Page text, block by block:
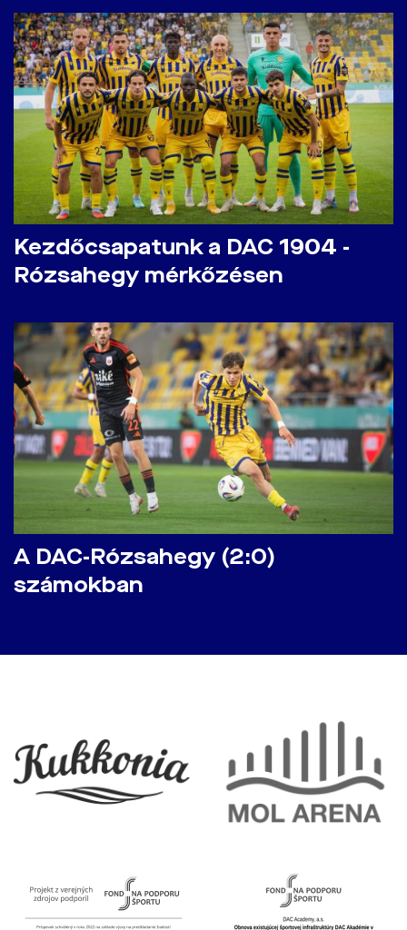
Kezdőcsapatunk a DAC 1904 -
Rózsahegy mérkőzésen
A DAC-Rózsahegy (2:0)
számokban